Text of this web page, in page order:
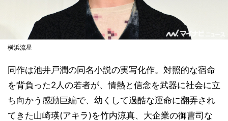
横浜流星
同作は池井戸潤の同名小説の実写化作。対照的な宿命
を背負った2人の若者が、情熱と信念を武器に社会に立
ち向かう感動巨編で、幼くして過酷な運命に翻弄され
てきた山崎瑛(アキラ)を竹内涼真、大企業の御曹司な